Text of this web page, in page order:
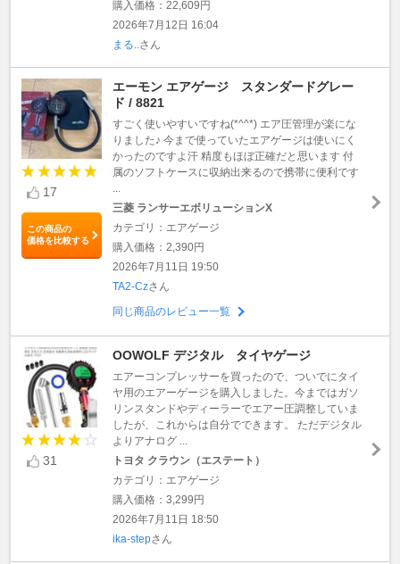
購入価格：22,609円
2026年7月12日 16:04
まる..さん
17
この商品の
価格を比較する
エーモン エアゲージ スタンダードグレー
ド / 8821
すごく使いやすいですね(*^^*) エア圧管理が楽にな
りました♪ 今まで使っていたエアゲージは使いにく
かったのですよ汗 精度もほぼ正確だと思います 付
属のソフトケースに収納出来るので携帯に便利です
...
三菱 ランサーエボリューションX
カテゴリ：エアゲージ
購入価格：2,390円
2026年7月11日 19:50
TA2-Czさん
同じ商品のレビュー一覧
31
OOWOLF デジタル タイヤゲージ
エアーコンプレッサーを買ったので、ついでにタイ
ヤ用のエアーゲージを購入しました。今まではガソ
リンスタンドやディーラーでエアー圧調整していま
したが、これからは自分でできます。 ただデジタル
よりアナログ ...
トヨタ クラウン（エステート）
カテゴリ：エアゲージ
購入価格：3,299円
2026年7月11日 18:50
ika-stepさん